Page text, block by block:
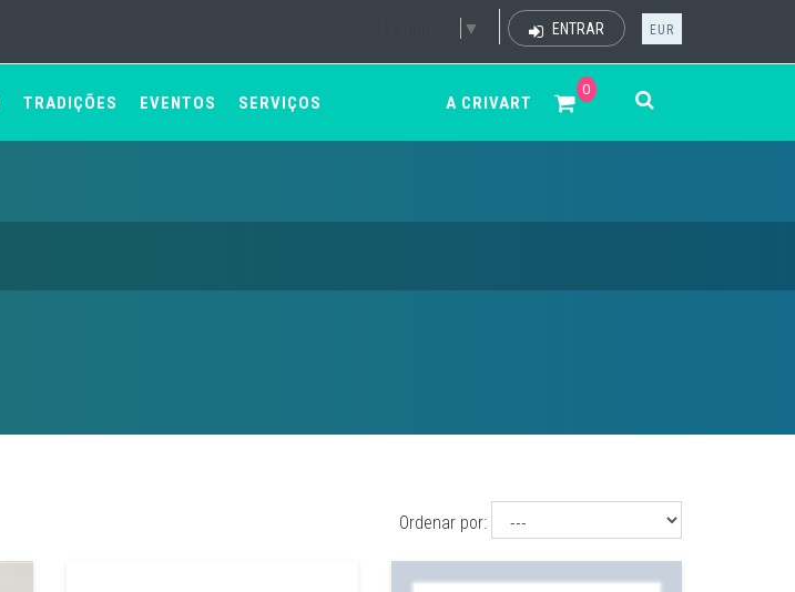
▼ ENTRAR EUR
TRADIÇÕES EVENTOS SERVIÇOS
0
A CRIVART
Ordenar por: